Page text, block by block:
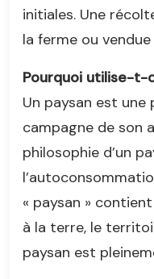
initiales. Une
la ferme ou
Pourquoi utilise-t-
Un paysan est une
campagne de son
philosophie d’un
« paysan »
à la terre, le
paysan est